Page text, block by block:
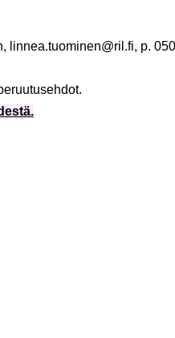
linnea.tuominen@ril.fi, p.